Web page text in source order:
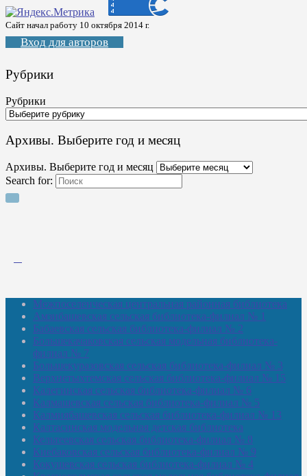
Сайт начал работу 10 октября 2014 г.
Вход для авторов
Рубрики
Рубрики
Архивы. Выберите год и месяц
Архивы. Выберите год и месяц
Search for:
Межпоселенческая центральная районная библиотека
Амзибашевская сельская библиотека-филиал № 1
Бабаевская сельская библиотека-филиал № 2
Большекачаковская сельская модельная библиотека-
филиал № 7
Большекуразовская сельская библиотека-филиал № 3
Верхнетыхтемская сельская библиотека-филиал № 15
Калегинская сельская библиотека-филиал № 6
Калмашевская сельская библиотека-филиал № 5
Калмиябашевская сельская библиотека-филиал № 13
Калтасинская модельная детская библиотека
Кельтеевская сельская библиотека-филиал № 8
Киебаковская сельская библиотека-филиал № 9
Кокушевская сельская библиотека-филиал № 4